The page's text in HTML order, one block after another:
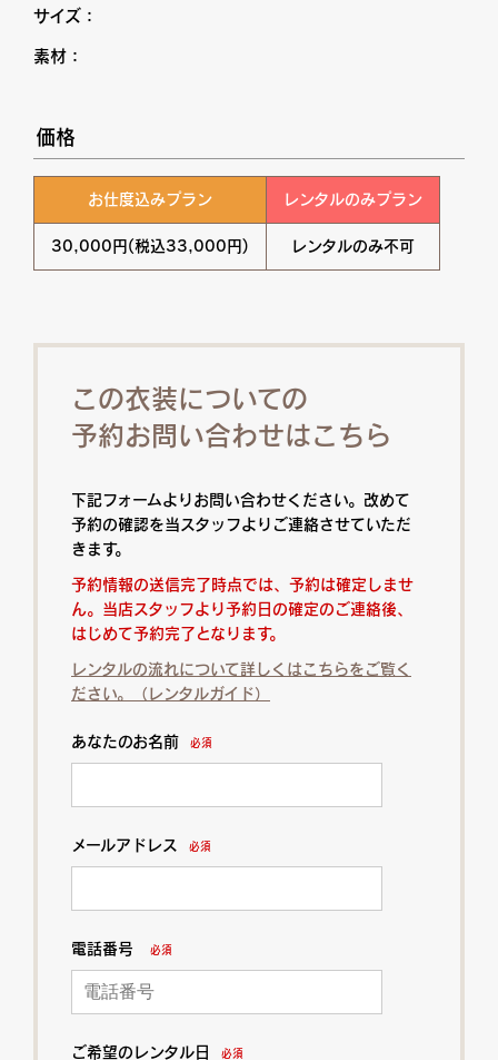
サイズ：
素材：
価格
お仕度込みプラン
30,000円(税込33,000円)
レンタルのみプラン
レンタルのみ不可
この衣装についての
予約お問い合わせはこちら
下記フォームよりお問い合わせください。改めて
予約の確認を当スタッフよりご連絡させていただ
きます。
予約情報の送信完了時点では、予約は確定しませ
ん。当店スタッフより予約日の確定のご連絡後、
はじめて予約完了となります。
レンタルの流れについて詳しくはこちらをご覧く
ださい。（レンタルガイド）
あなたのお名前 必須
メールアドレス 必須
電話番号 必須
ご希望のレンタル日 必須